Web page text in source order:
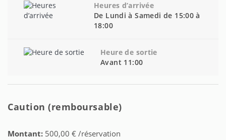
Heures d’arrivée
De Lundi à Samedi de 15:00 à
18:00
Heure de sortie
Avant 11:00
Caution (remboursable)
Montant: 500,00 € /réservation